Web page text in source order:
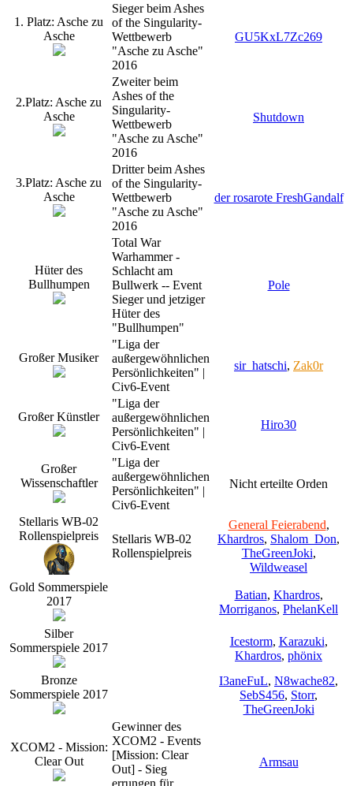
1. Platz: Asche zu
Asche
Sieger beim Ashes
of the Singularity-
Wettbewerb
"Asche zu Asche"
2016
GU5KxL7Zc269
2.Platz: Asche zu
Asche
Zweiter beim
Ashes of the
Singularity-
Wettbewerb
"Asche zu Asche"
2016
Shutdown
3.Platz: Asche zu
Asche
Dritter beim Ashes
of the Singularity-
Wettbewerb
"Asche zu Asche"
2016
der rosarote FreshGandalf
Hüter des
Bullhumpen
Total War
Warhammer -
Schlacht am
Bullwerk -- Event
Sieger und jetziger
Hüter des
"Bullhumpen"
Pole
Großer Musiker
"Liga der
außergewöhnlichen
Persönlichkeiten" |
Civ6-Event
sir_hatschi, Zak0r
Großer Künstler
"Liga der
außergewöhnlichen
Persönlichkeiten" |
Civ6-Event
Hiro30
Großer
Wissenschaftler
"Liga der
außergewöhnlichen
Persönlichkeiten" |
Civ6-Event
Nicht erteilte Orden
Stellaris WB-02
Rollenspielpreis
Stellaris WB-02
Rollenspielpreis
General Feierabend,
Khardros, Shalom_Don,
TheGreenJoki,
Wildweasel
Gold Sommerspiele
2017
Batian, Khardros,
Morriganos, PhelanKell
Silber
Sommerspiele 2017
Icestorm, Karazuki,
Khardros, phönix
Bronze
Sommerspiele 2017
I3aneFuL, N8wache82,
SebS456, Storr,
TheGreenJoki
XCOM2 - Mission:
Clear Out
Gewinner des
XCOM2 - Events
[Mission: Clear
Out] - Sieg
errungen für
Armsau